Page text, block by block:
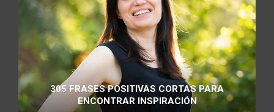
305 FRASES POSITIVAS CORTAS PARA
ENCONTRAR INSPIRACIÓN